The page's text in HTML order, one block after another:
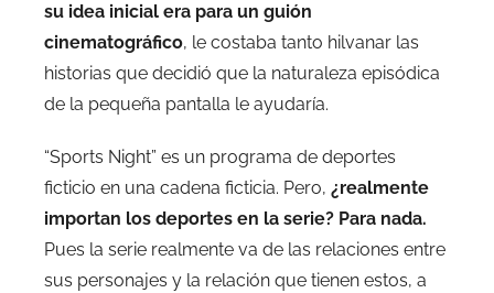
su idea inicial era para un guión
cinematográfico, le costaba tanto hilvanar las
historias que decidió que la naturaleza episódica
de la pequeña pantalla le ayudaría.
“Sports Night” es un programa de deportes
ficticio en una cadena ficticia. Pero, ¿realmente
importan los deportes en la serie? Para nada.
Pues la serie realmente va de las relaciones entre
sus personajes y la relación que tienen estos, a